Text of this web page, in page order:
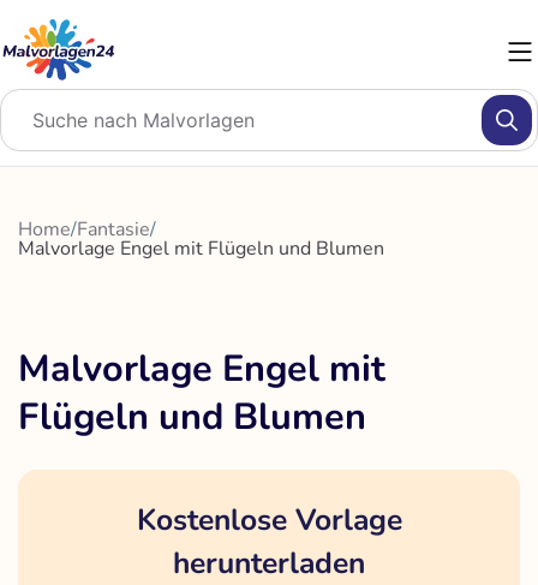
Inhalt
springen
Home/Fantasie/
Malvorlage Engel mit Flügeln und Blumen
Malvorlage Engel mit
Flügeln und Blumen
Kostenlose Vorlage
herunterladen